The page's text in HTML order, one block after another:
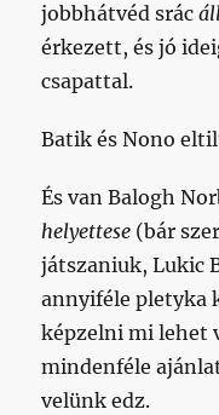
jobbhátvéd srác
érkezett, és jó
csapattal.
Batik és Nono
És van Balogh
helyettese (bár
játszaniuk, Lukic
annyiféle pletyka
képzelni mi lehet
mindenféle
velünk edz.